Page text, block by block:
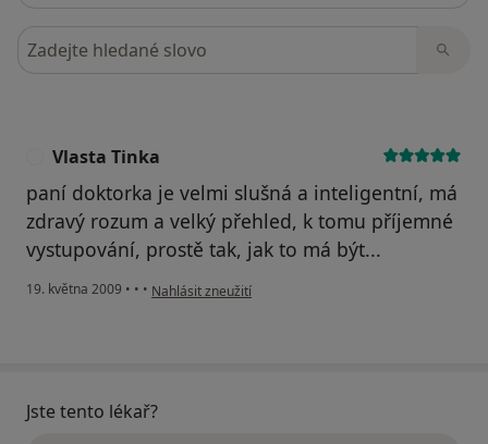
Hledejte v názorech
Vlasta Tinka
paní doktorka je velmi slušná a inteligentní, má
zdravý rozum a velký přehled, k tomu příjemné
vystupování, prostě tak, jak to má být...
19. května 2009 • • • podle názoru uživatele Vlasta Tinka
Nahlásit zneužití
Jste tento lékař?